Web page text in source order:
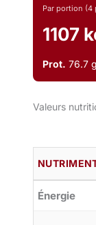
Par portion (4
1107
Prot. 76.7
Valeurs
Énergie